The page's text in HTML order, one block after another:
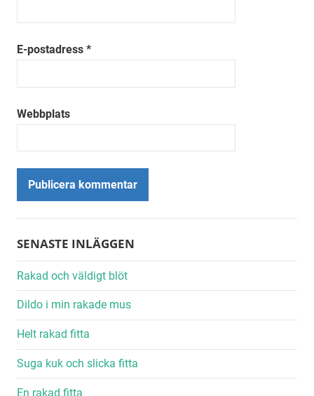
E-postadress *
Webbplats
Alternative:
SENASTE INLÄGGEN
Rakad och väldigt blöt
Dildo i min rakade mus
Helt rakad fitta
Suga kuk och slicka fitta
En rakad fitta